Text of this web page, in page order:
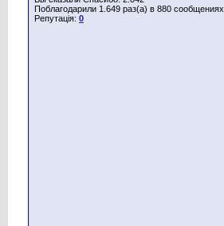
Поблагодарили 1.649 раз(а) в 880 сообщениях
Репутація: 0